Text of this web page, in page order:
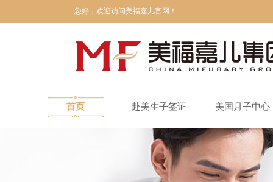
您好，欢迎访问美福嘉儿官网！
首页 赴美生子签证 美国月子中心